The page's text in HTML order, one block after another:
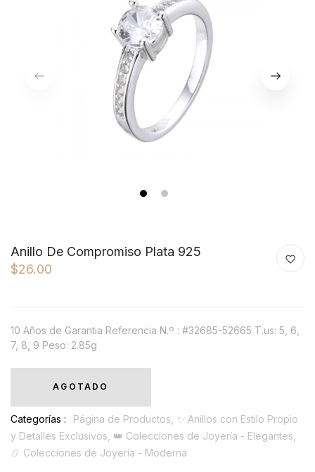
1 2
Anillo De Compromiso Plata 925
$26.00
10 Años de Garantia Referencia N.º : #32685-52665 T.us: 5, 6,
7, 8, 9 Peso: 2.85g
AGOTADO
Categorías : Página de Productos, ✨ Anillos con Estilo Propio
y Detalles Exclusivos, 👑 Colecciones de Joyería - Elegantes,
📿 Colecciones de Joyería - Moderna